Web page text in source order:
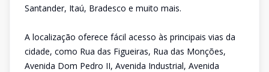
Santander, Itaú, Bradesco e muito mais.
A localização oferece fácil acesso às principais vias da
cidade, como Rua das Figueiras, Rua das Monções,
Avenida Dom Pedro II, Avenida Industrial, Avenida